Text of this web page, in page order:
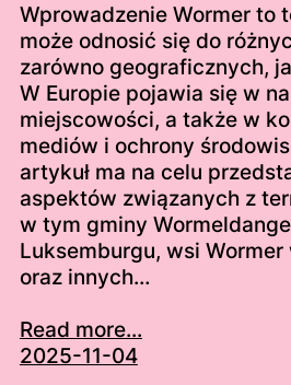
Wprowadzenie Wormer to
może odnosić się do
zarówno geograficznych,
W Europie pojawia się w
miejscowości, a także w
mediów i ochrony
artykuł ma na celu
aspektów związanych z
w tym gminy
Luksemburgu, wsi
oraz innych…
Read more...
2025-11-04